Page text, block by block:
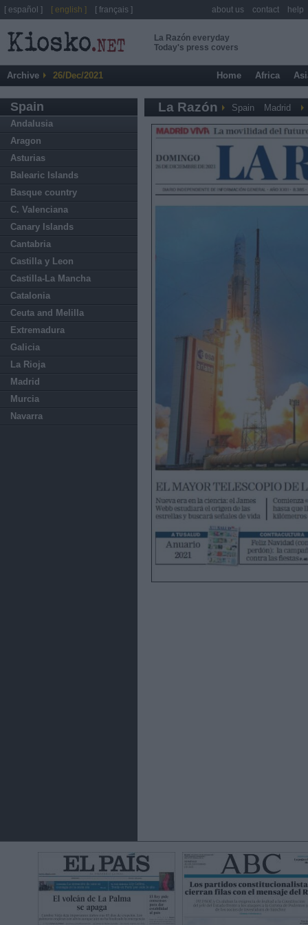
La Razón everyday
Today's press covers
Archive 26/Dec/2021 Home Africa
Spain
Andalusia
Aragon
Asturias
Balearic Islands
Basque country
C. Valenciana
Canary Islands
Cantabria
Castilla y Leon
Castilla-La Mancha
Catalonia
Ceuta and Melilla
Extremadura
Galicia
La Rioja
Madrid
Murcia
Navarra
La Razón Spain Madrid
[ español ] [ english ] [ français ] about us contact help